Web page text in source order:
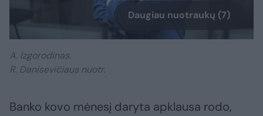
Daugiau nuotraukų (7)
A. Izgorodinas.
R. Danisevičiaus nuotr.
Banko kovo mėnesį daryta apklausa rodo,